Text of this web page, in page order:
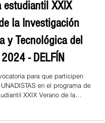
para que
estudiantes
en el programa de